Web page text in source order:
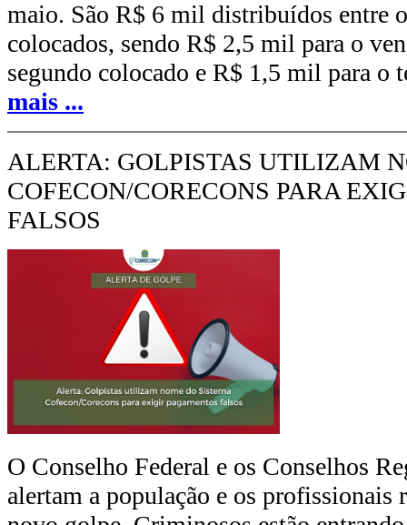
maio. São R$ 6 mil distribuídos entre
colocados, sendo R$ 2,5 mil para o
segundo colocado e R$ 1,5 mil para
mais ...
ALERTA: GOLPISTAS UTILIZAM
COFECON/CORECONS PARA
FALSOS
O Conselho Federal e os Conselhos
alertam a população e os profissionais